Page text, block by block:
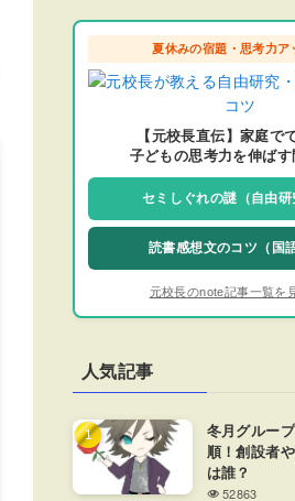
夏休みの宿題・思考力ア
【元校長直伝】家庭で
子どもの思考力を伸ばす
セミしぐれの謎（自由研
読書感想文のコツ（国
元校長のnote記事一覧を
人気記事
冬月グルー
順！創設者
は誰？
52863